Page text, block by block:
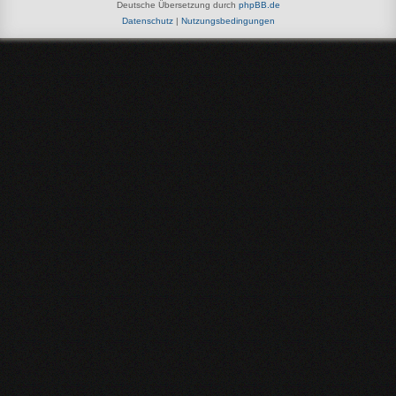
Deutsche Übersetzung durch phpBB.de
Datenschutz| Nutzungsbedingungen